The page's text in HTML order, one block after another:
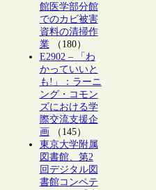
館医学部分館
でのカビ被害
資料の清掃作
業（180）
E2902 – 「わ
かっていいと
も!」：ラーニ
ング・コモン
ズにおける学
際交流支援企
画 （145）
東京大学附属
図書館、第2
回デジタル図
書館コンペテ